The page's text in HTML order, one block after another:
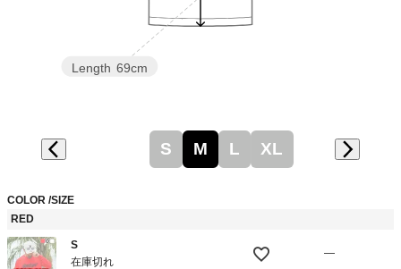
Length 69cm
S M L XL
COLOR SIZE
RED
S
在庫切れ
—